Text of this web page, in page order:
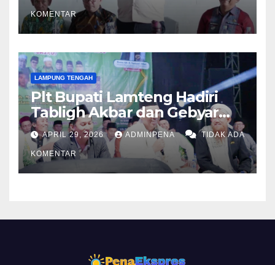
KOMENTAR
LAMPUNG TENGAH
Plt Bupati Lamteng Hadiri
Tabligh Akbar dan Gebyar
Sholawat JASKO di Ponpes
Tahfidzul Quran Al Fattah
APRIL 29, 2026 ADMINPENA TIDAK ADA
KOMENTAR